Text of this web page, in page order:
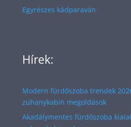
Egyrészes kádparaván
Hírek:
Modern fürdőszoba trendek
zuhanykabin megoldások
Akadálymentes fürdőszoba